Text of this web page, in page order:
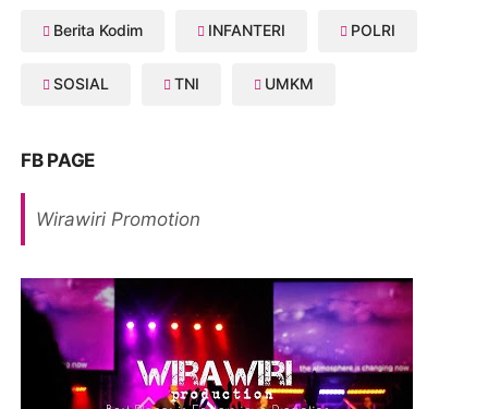
Berita Kodim INFANTERI POLRI
SOSIAL TNI UMKM
FB PAGE
Wirawiri Promotion